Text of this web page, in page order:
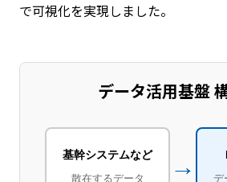
で可視化を実現しました。
データ活用基盤
基幹システムなど
散在するデータ → デ